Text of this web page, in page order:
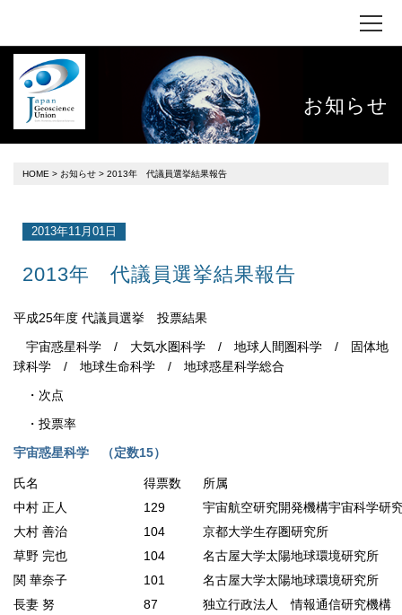
お知らせ
HOME > お知らせ > 2013年 代議員選挙結果報告
2013年11月01日
2013年 代議員選挙結果報告
平成25年度 代議員選挙 投票結果
宇宙惑星科学 / 大気水圏科学 / 地球人間圏科学 / 固体地
球科学 / 地球生命科学 / 地球惑星科学総合
・ 次点
・ 投票率
宇宙惑星科学 （定数15）
氏名 得票数
所属
中村 正人
129
宇宙航空研究開発機構宇宙科学研
大村 善治
104
京都大学生存圏研究所
草野 完也
104
名古屋大学太陽地球環境研究所
関 華奈子
101
名古屋大学太陽地球環境研究所
長妻 努
87
独立行政法人 情報通信研究機構